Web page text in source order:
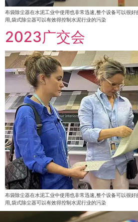
布袋除尘器在水泥工业中使用也非常迅速,整个设备可以很
用,袋式除尘器可以有效得控制水泥行业的污染
2023广交会
布袋除尘器在水泥工业中使用也非常迅速,整个设备可以很
用,袋式除尘器可以有效得控制水泥行业的污染